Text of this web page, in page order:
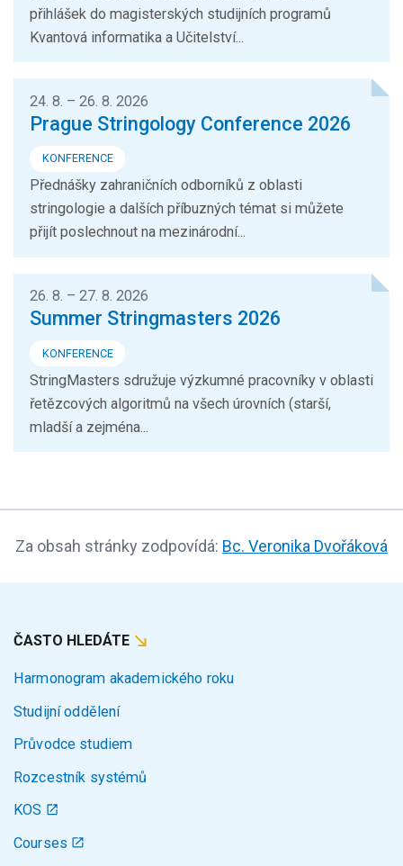
přihlášek do magisterských studijních programů
Kvantová informatika a Učitelství...
24. 8. – 26. 8. 2026
Prague Stringology Conference 2026
KONFERENCE
Přednášky zahraničních odborníků z oblasti
stringologie a dalších příbuzných témat si můžete
přijít poslechnout na mezinárodní...
26. 8. – 27. 8. 2026
Summer Stringmasters 2026
KONFERENCE
StringMasters sdružuje výzkumné pracovníky v oblasti
řetězcových algoritmů na všech úrovních (starší,
mladší a zejména...
Za obsah stránky zodpovídá: Bc. Veronika Dvořáková
ČASTO HLEDÁTE
Harmonogram akademického roku
Studijní oddělení
Průvodce studiem
Rozcestník systémů
KOS
Courses